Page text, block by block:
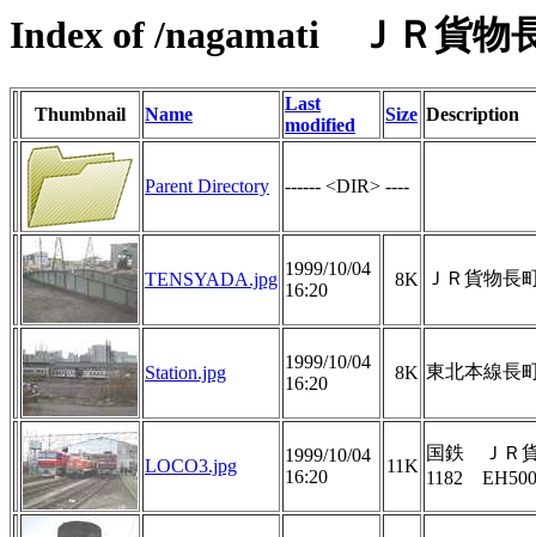
Index of /nagamati ＪＲ貨物
Thumbnail Name
Last
modified
Size Description
Parent Directory ------ <DIR> ----
TENSYADA.jpg
1999/10/04
16:20
8K ＪＲ貨物
Station.jpg
1999/10/04
16:20
8K 東北本線長
LOCO3.jpg
1999/10/04
16:20
11K
国鉄 ＪＲ
1182